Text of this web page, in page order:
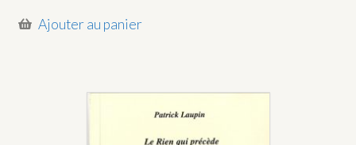
Ajouter au panier